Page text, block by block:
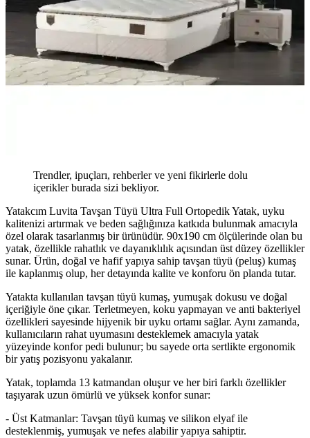
Trendler, ipuçları, rehberler ve yeni fikirlerle dolu
içerikler burada sizi bekliyor.
Yatakcım Luvita Tavşan Tüyü Ultra Full Ortopedik Yatak, uyku
kalitenizi artırmak ve beden sağlığınıza katkıda bulunmak amacıyla
özel olarak tasarlanmış bir ürünüdür. 90x190 cm ölçülerinde olan bu
yatak, özellikle rahatlık ve dayanıklılık açısından üst düzey özellikler
sunar. Ürün, doğal ve hafif yapıya sahip tavşan tüyü (peluş) kumaş
ile kaplanmış olup, her detayında kalite ve konforu ön planda tutar.
Yatakta kullanılan tavşan tüyü kumaş, yumuşak dokusu ve doğal
içeriğiyle öne çıkar. Terletmeyen, koku yapmayan ve anti bakteriyel
özellikleri sayesinde hijyenik bir uyku ortamı sağlar. Aynı zamanda,
kullanıcıların rahat uyumasını desteklemek amacıyla yatak
yüzeyinde konfor pedi bulunur; bu sayede orta sertlikte ergonomik
bir yatış pozisyonu yakalanır.
Yatak, toplamda 13 katmandan oluşur ve her biri farklı özellikler
taşıyarak uzun ömürlü ve yüksek konfor sunar:
- Üst Katmanlar: Tavşan tüyü kumaş ve silikon elyaf ile
desteklenmiş, yumuşak ve nefes alabilir yapıya sahiptir.